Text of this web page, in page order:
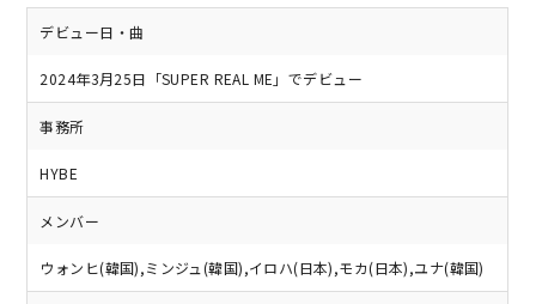
デビュー日・曲
2024年3月25日「SUPER REAL ME」でデビュー
事務所
HYBE
メンバー
ウォンヒ(韓国),ミンジュ(韓国),イロハ(日本),モカ(日本),ユナ(韓国)